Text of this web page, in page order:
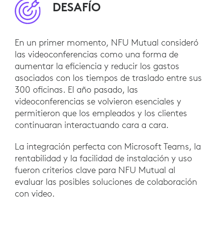
DESAFÍO
En un primer momento, NFU Mutual consideró
las videoconferencias como una forma de
aumentar la eficiencia y reducir los gastos
asociados con los tiempos de traslado entre sus
300 oficinas. El año pasado, las
videoconferencias se volvieron esenciales y
permitieron que los empleados y los clientes
continuaran interactuando cara a cara.
La integración perfecta con Microsoft Teams, la
rentabilidad y la facilidad de instalación y uso
fueron criterios clave para NFU Mutual al
evaluar las posibles soluciones de colaboración
con video.